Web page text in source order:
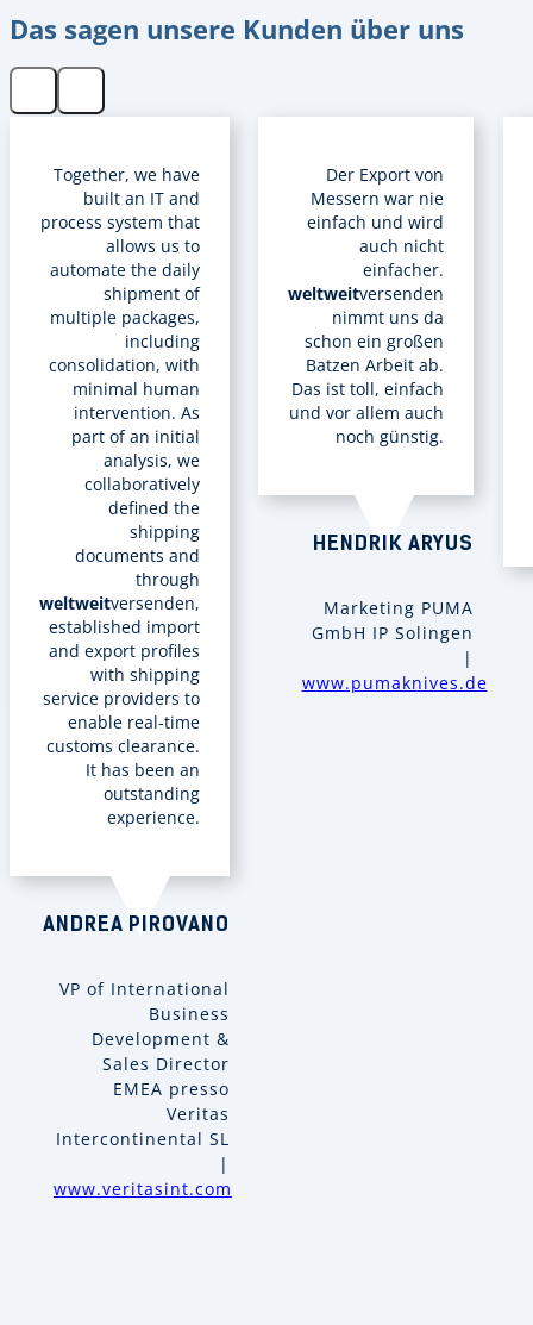
Das sagen unsere Kunden über uns
Together, we have
built an IT and
process system that
allows us to
automate the daily
shipment of
multiple packages,
including
consolidation, with
minimal human
intervention. As
part of an initial
analysis, we
collaboratively
defined the
shipping
documents and
through
weltweitversenden,
established import
and export profiles
with shipping
service providers to
enable real-time
customs clearance.
It has been an
outstanding
experience.
ANDREA PIROVANO
VP of International
Business
Development &
Sales Director
EMEA presso
Veritas
Intercontinental SL
|
www.veritasint.com
Der Export von
Messern war nie
einfach und wird
auch nicht
einfacher.
weltweitversenden
nimmt uns da
schon ein großen
Batzen Arbeit ab.
Das ist toll, einfach
und vor allem auch
noch günstig.
HENDRIK ARYUS
Marketing PUMA
GmbH IP Solingen
|
www.pumaknives.de